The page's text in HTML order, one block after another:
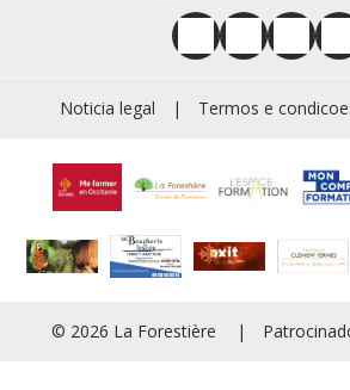
Noticia legal | Termos e
© 2026 La Forestière |